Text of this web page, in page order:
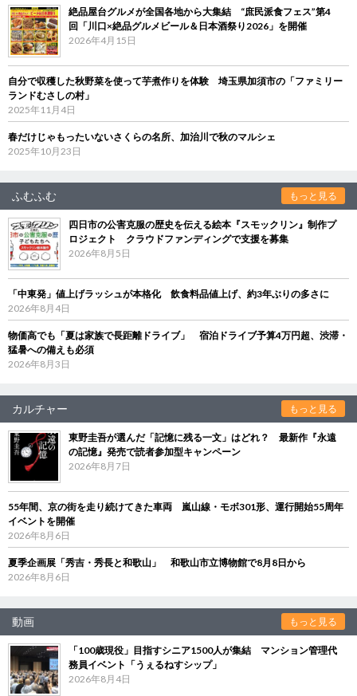
絶品屋台グルメが全国各地から大集結 “庶民派食フェス”第4
回「川口×絶品グルメビール＆日本酒祭り2026」を開催
2026年4月15日
自分で収穫した秋野菜を使って芋煮作りを体験 埼玉県加須市の「ファミリー
ランドむさしの村」
2025年11月4日
春だけじゃもったいないさくらの名所、加治川で秋のマルシェ
2025年10月23日
ふむふむ もっと見る
四日市の公害克服の歴史を伝える絵本『スモックリン』制作プ
ロジェクト クラウドファンディングで支援を募集
2026年8月5日
「中東発」値上げラッシュが本格化 飲食料品値上げ、約3年ぶりの多さに
2026年8月4日
物価高でも「夏は家族で長距離ドライブ」 宿泊ドライブ予算4万円超、渋滞・
猛暑への備えも必須
2026年8月3日
カルチャー もっと見る
東野圭吾が選んだ「記憶に残る一文」はどれ？ 最新作『永遠
の記憶』発売で読者参加型キャンペーン
2026年8月7日
55年間、京の街を走り続けてきた車両 嵐山線・モボ301形、運行開始55周年
イベントを開催
2026年8月6日
夏季企画展「秀吉・秀長と和歌山」 和歌山市立博物館で8月8日から
2026年8月6日
動画 もっと見る
「100歳現役」目指すシニア1500人が集結 マンション管理代
務員イベント「うぇるねすシップ」
2026年8月4日